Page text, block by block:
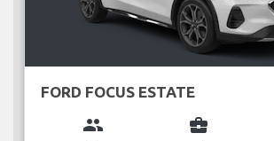
FORD FOCUS ESTATE
group business_center